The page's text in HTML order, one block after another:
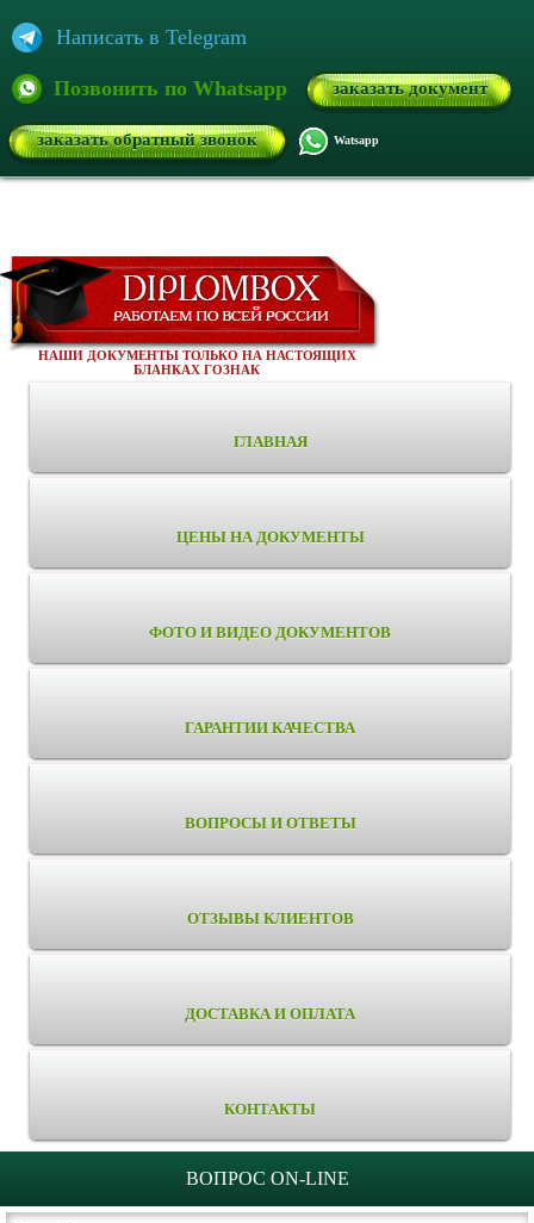
Написать в Telegram
Позвонить по Whatsapp заказать документ
заказать обратный звонок Watsapp
НАШИ ДОКУМЕНТЫ ТОЛЬКО НА НАСТОЯЩИХ
БЛАНКАХ ГОЗНАК
ГЛАВНАЯ
ЦЕНЫ НА ДОКУМЕНТЫ
ФОТО И ВИДЕО ДОКУМЕНТОВ
ГАРАНТИИ КАЧЕСТВА
ВОПРОСЫ И ОТВЕТЫ
ОТЗЫВЫ КЛИЕНТОВ
ДОСТАВКА И ОПЛАТА
КОНТАКТЫ
ВОПРОС ON-LINE